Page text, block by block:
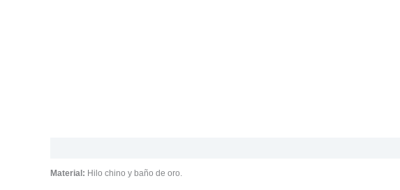
Material: Hilo chino y baño de oro.